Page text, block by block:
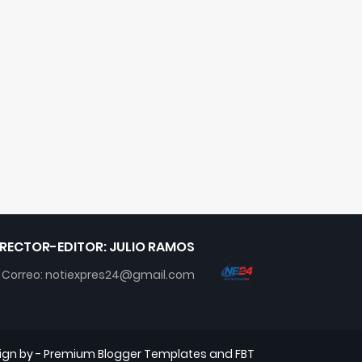
EDITOR: JULIO RAMOS
Correo: notiexpres24@gmail.com
by -Premium Blogger Templates and FBT